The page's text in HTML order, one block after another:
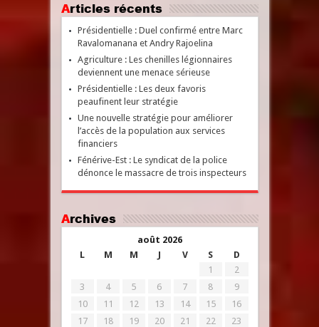
Articles récents
Présidentielle : Duel confirmé entre Marc
Ravalomanana et Andry Rajoelina
Agriculture : Les chenilles légionnaires
deviennent une menace sérieuse
Présidentielle : Les deux favoris
peaufinent leur stratégie
Une nouvelle stratégie pour améliorer
l’accès de la population aux services
financiers
Fénérive-Est : Le syndicat de la police
dénonce le massacre de trois inspecteurs
Archives
août 2026
L
M M J V S D
1
2
3
4 5 6 7 8
9
10
11 12 13 14 15
16
17
18 19 20 21 22
23